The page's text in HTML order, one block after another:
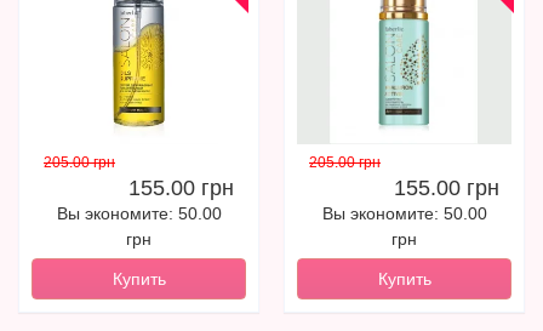
205.00 грн
155.00 грн
Вы экономите: 50.00
грн
Купить
205.00 грн
155.00 грн
Вы экономите: 50.00
грн
Купить